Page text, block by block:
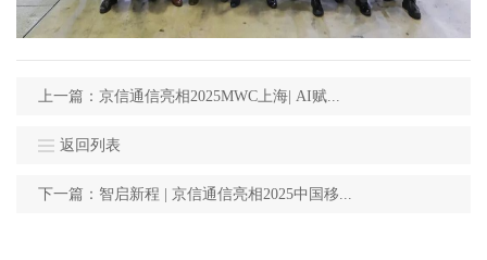
上一篇：京信通信亮相2025MWC上海| AI赋...
返回列表
下一篇：智启新程 | 京信通信亮相2025中国移...